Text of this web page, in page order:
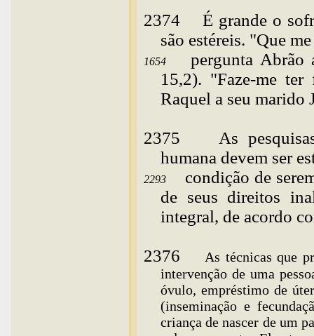
2374 É grande o
são estéreis. "Que
1654 pergunta
15,2). "Faze-me
Raquel a seu marido
2375 As
humana devem ser
2293 condição de
de seus direitos
integral, de acordo
2376
As técnicas que
intervenção de uma
óvulo, empréstimo de
(inseminação e
criança de nascer de um